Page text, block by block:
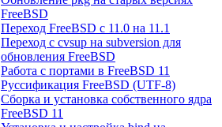
FreeBSD
Переход FreeBSD c 11.0 на 11.1
Переход с cvsup на subversion для
обновления FreeBSD
Работа с портами в FreeBSD 11
Руссификация FreeBSD (UTF-8)
Сборка и установка собственного ядра
FreeBSD 11